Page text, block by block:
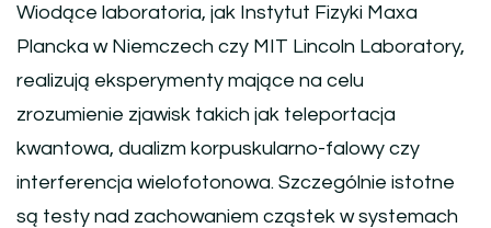
Wiodące laboratoria, jak Instytut Fizyki Maxa
Plancka w Niemczech czy MIT Lincoln Laboratory,
realizują eksperymenty mające na celu
zrozumienie zjawisk takich jak teleportacja
kwantowa, dualizm korpuskularno-falowy czy
interferencja wielofotonowa. Szczególnie istotne
są testy nad zachowaniem cząstek w systemach